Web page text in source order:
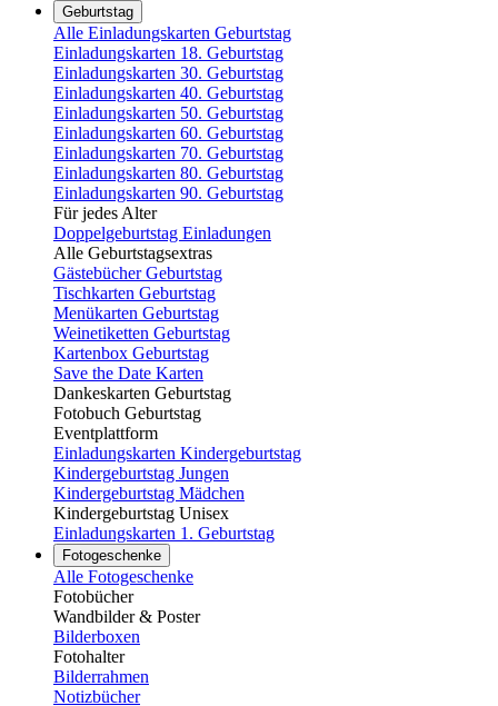
Geburtstag
Alle Einladungskarten Geburtstag
Einladungskarten 18. Geburtstag
Einladungskarten 30. Geburtstag
Einladungskarten 40. Geburtstag
Einladungskarten 50. Geburtstag
Einladungskarten 60. Geburtstag
Einladungskarten 70. Geburtstag
Einladungskarten 80. Geburtstag
Einladungskarten 90. Geburtstag
Für jedes Alter
Doppelgeburtstag Einladungen
Alle Geburtstagsextras
Gästebücher Geburtstag
Tischkarten Geburtstag
Menükarten Geburtstag
Weinetiketten Geburtstag
Kartenbox Geburtstag
Save the Date Karten
Dankeskarten Geburtstag
Fotobuch Geburtstag
Eventplattform
Einladungskarten Kindergeburtstag
Kindergeburtstag Jungen
Kindergeburtstag Mädchen
Kindergeburtstag Unisex
Einladungskarten 1. Geburtstag
Fotogeschenke
Alle Fotogeschenke
Fotobücher
Wandbilder & Poster
Bilderboxen
Fotohalter
Bilderrahmen
Notizbücher